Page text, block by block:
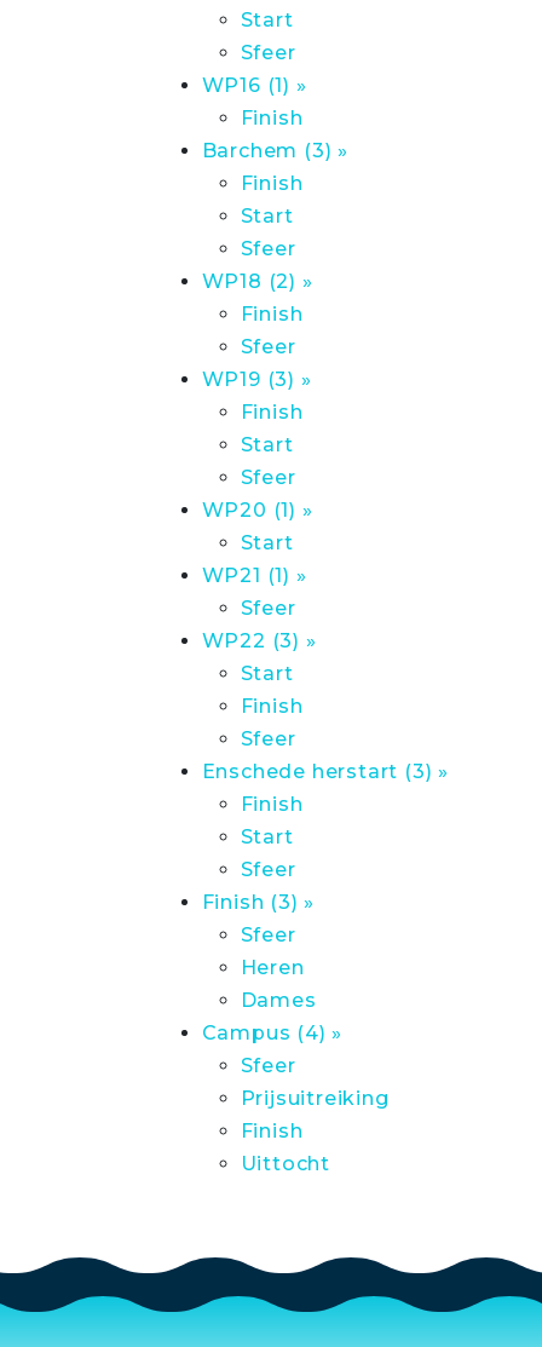
Start
Sfeer
WP16 (1) »
Finish
Barchem (3) »
Finish
Start
Sfeer
WP18 (2) »
Finish
Sfeer
WP19 (3) »
Finish
Start
Sfeer
WP20 (1) »
Start
WP21 (1) »
Sfeer
WP22 (3) »
Start
Finish
Sfeer
Enschede herstart (3) »
Finish
Start
Sfeer
Finish (3) »
Sfeer
Heren
Dames
Campus (4) »
Sfeer
Prijsuitreiking
Finish
Uittocht